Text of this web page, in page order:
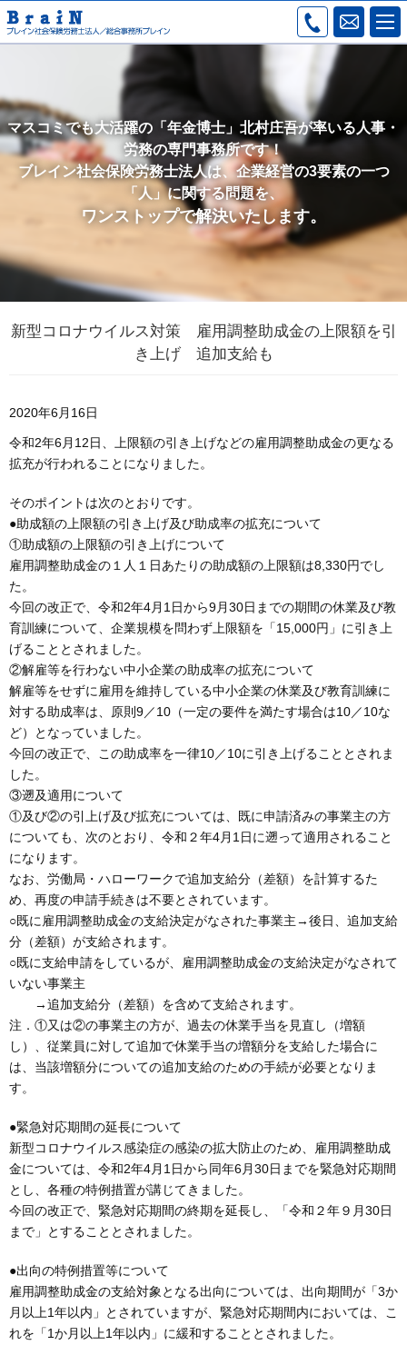
マスコミでも大活躍の「年金博士」北村庄吾が率いる人事・
労務の専門事務所です！
ブレイン社会保険労務士法人は、企業経営の3要素の一つ
「人」に関する問題を、
ワンストップで解決いたします。
新型コロナウイルス対策 雇用調整助成金の上限額を引
き上げ 追加支給も
2020年6月16日
令和2年6月12日、上限額の引き上げなどの雇用調整助成金の更なる
拡充が行われることになりました。
そのポイントは次のとおりです。
●助成額の上限額の引き上げ及び助成率の拡充について
①助成額の上限額の引き上げについて
雇用調整助成金の１人１日あたりの助成額の上限額は8,330円でし
た。
今回の改正で、令和2年4月1日から9月30日までの期間の休業及び教
育訓練について、企業規模を問わず上限額を「15,000円」に引き上
げることとされました。
②解雇等を行わない中小企業の助成率の拡充について
解雇等をせずに雇用を維持している中小企業の休業及び教育訓練に
対する助成率は、原則9／10（一定の要件を満たす場合は10／10な
ど）となっていました。
今回の改正で、この助成率を一律10／10に引き上げることとされま
した。
③遡及適用について
①及び②の引上げ及び拡充については、既に申請済みの事業主の方
についても、次のとおり、令和２年4月1日に遡って適用されること
になります。
なお、労働局・ハローワークで追加支給分（差額）を計算するた
め、再度の申請手続きは不要とされています。
○既に雇用調整助成金の支給決定がなされた事業主→後日、追加支給
分（差額）が支給されます。
○既に支給申請をしているが、雇用調整助成金の支給決定がなされて
いない事業主
→追加支給分（差額）を含めて支給されます。
注．①又は②の事業主の方が、過去の休業手当を見直し（増額
し）、従業員に対して追加で休業手当の増額分を支給した場合に
は、当該増額分についての追加支給のための手続が必要となりま
す。
●緊急対応期間の延長について
新型コロナウイルス感染症の感染の拡大防止のため、雇用調整助成
金については、令和2年4月1日から同年6月30日までを緊急対応期間
とし、各種の特例措置が講じてきました。
今回の改正で、緊急対応期間の終期を延長し、「令和２年９月30日
まで」とすることとされました。
●出向の特例措置等について
雇用調整助成金の支給対象となる出向については、出向期間が「3か
月以上1年以内」とされていますが、緊急対応期間内においては、こ
れを「1か月以上1年以内」に緩和することとされました。